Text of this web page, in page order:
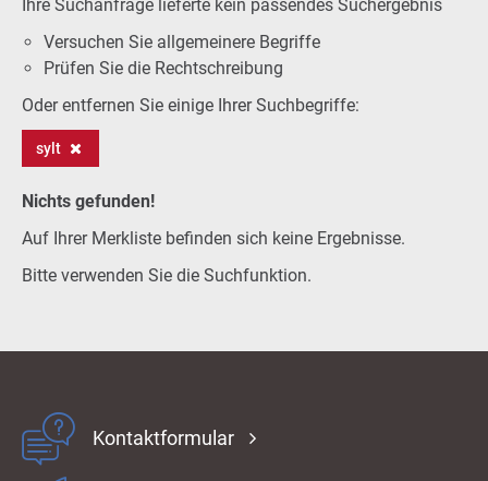
Ihre Suchanfrage lieferte kein passendes Suchergebnis
Versuchen Sie allgemeinere Begriffe
Prüfen Sie die Rechtschreibung
Oder entfernen Sie einige Ihrer Suchbegriffe:
sylt
Nichts gefunden!
Auf Ihrer Merkliste befinden sich keine Ergebnisse.
Bitte verwenden Sie die Suchfunktion.
Kontaktformular